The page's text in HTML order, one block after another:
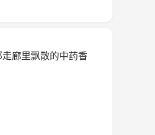
廊里飘散的中药香